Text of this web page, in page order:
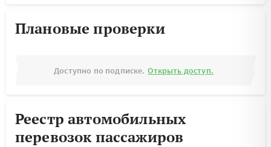
Плановые проверки
Доступно по подписке. Открыть доступ.
Реестр автомобильных
перевозок пассажиров